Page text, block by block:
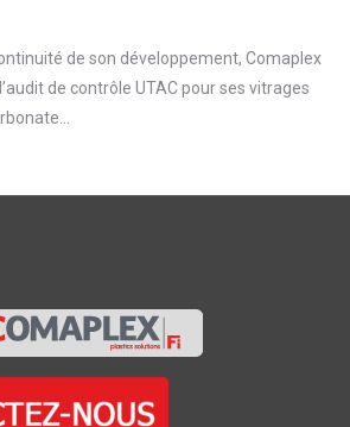
de son développement, Comaplex
de contrôle UTAC pour ses vitrages